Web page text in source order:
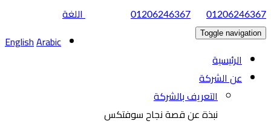
01206246367
01206246367
اللغة
EnglishArabic Toggle navigation
الرئيسية
عن الشركة
التعريف بالشركة
نبذة عن قصة نجاح سوفتكس